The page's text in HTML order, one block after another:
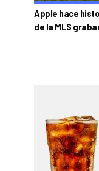
Apple hace
de la MLS